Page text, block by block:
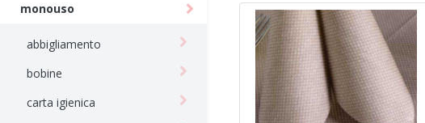
monouso
abbigliamento
bobine
carta igienica